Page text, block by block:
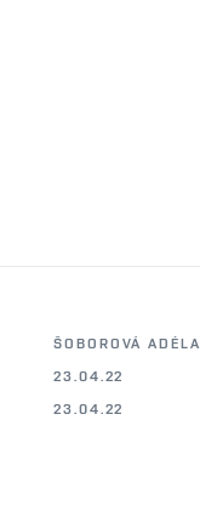
ŠOBOROVÁ ADÉLA
23.04.22
23.04.22